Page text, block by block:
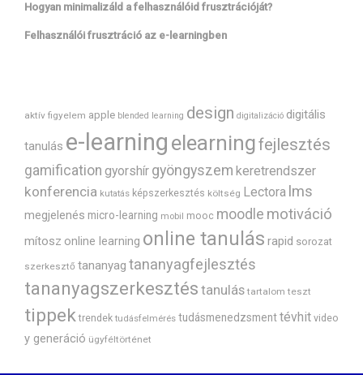
Hogyan minimalizáld a felhasználóid frusztrációját?
Felhasználói frusztráció az e-learningben
aktív figyelem apple blended learning design digitalizáció digitális
tanulás e-learning elearningfejlesztés
gamification gyorshír gyöngyszem keretrendszer
konferencia kutatás képszerkesztés költség Lectora lms
megjelenés micro-learning mobil mooc moodle motiváció
mítosz online learning online tanulás rapid sorozat
szerkesztő tananyag tananyagfejlesztés
tananyagszerkesztés tanulás tartalom teszt
tippek trendek tudásfelmérés tudásmenedzsmenttévhit video
y generáció ügyféltörténet